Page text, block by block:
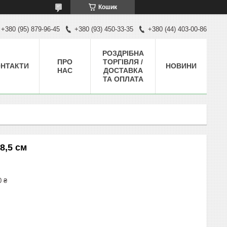
Кошик
+380 (95) 879-96-45 +380 (93) 450-33-35 +380 (44) 403-00-86
ПРО
НАС
РОЗДРІБНА
ТОРГІВЛЯ /
ДОСТАВКА
ТА ОПЛАТА
НОВИНИ
см
₴